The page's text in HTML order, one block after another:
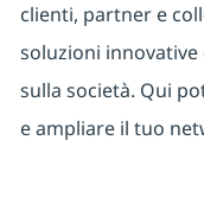
clienti, partner e
soluzioni
sulla società. Qui
e ampliare il tuo